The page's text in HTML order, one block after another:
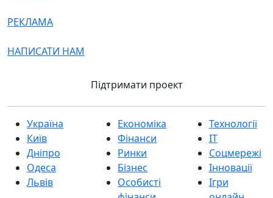
РЕКЛАМА
НАПИСАТИ НАМ
Підтримати проект
Україна
Київ
Дніпро
Одеса
Львів
Економіка
Фінанси
Ринки
Бізнес
Особисті
Технології
IT
Соцмережі
Інновації
Ігри